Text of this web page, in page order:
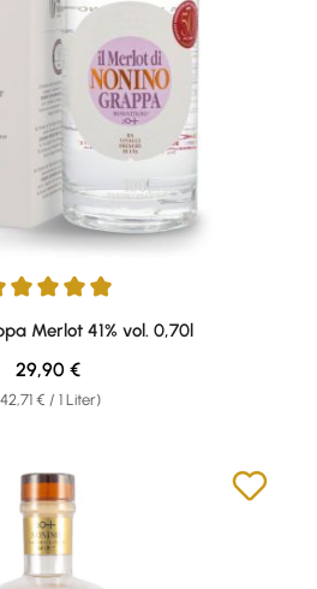
von 4.92 von 5 Sternen
Merlot 41% vol. 0,70l
€ / 1 Liter)
Regulärer Preis:
29,90 €